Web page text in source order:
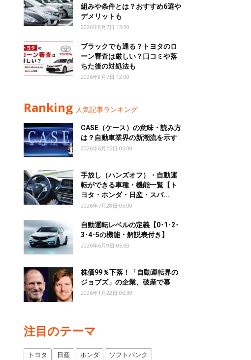
組みや条件とは？おすすめ6選や
デメリットも
2026年8月7日 13:00
ブラックでも通る？トヨタのロ
ーン審査は厳しい？口コミや落
ちた後の対処法も
2026年8月7日 12:00
Ranking 人気記事ランキング
CASE（ケース）の意味・読み方
は？自動車業界の新潮流を示す
2026年6月25日 05:00
手放し（ハンズオフ）・自動運
転ができる車種・機能一覧【ト
ヨタ・ホンダ・日産・スバ...
2026年7月28日 05:00
自動運転レベルの定義【0･1･2･
3･4･5の機能・解説表付き】
2026年6月9日 05:00
株価99％下落！「自動運転界の
ジョブズ」の企業、破産で幕
2026年1月22日 06:39
注目のテーマ
トヨタ 日産 ホンダ ソフトバンク